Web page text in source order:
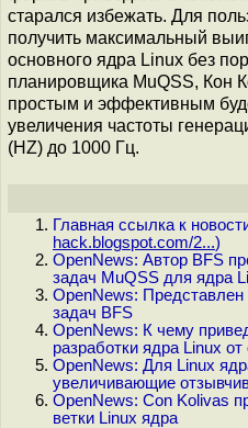
старался избежать. Для
получить максимальный
основного ядра Linux без
планировщика MuQSS, Кон
простым и эффективным
увеличения частоты
(HZ) до 1000 Гц.
Главная ссылка к
hack.blogspot.com/2...)
OpenNews: Автор BFS
задач MuQSS для ядра
OpenNews:
задач BFS
OpenNews: К чему
разработки ядра Linux от
OpenNews: Для Linux
увеличивающие
OpenNews: Con Kolivas
ветки Linux ядра